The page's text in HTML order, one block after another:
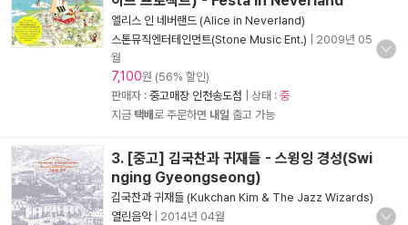
엘리스 인 네버랜드 (Alice in Neverland)
스톤뮤직엔터테인먼트(Stone Music Ent.)
2009년 05
월
7,100원 (56% 할인)
판매자 : 중고매장 인천송도점 | 상태 : 중
지금 택배로 주문하면 내일 출고 가능
3. [중고] 김국찬과 귀재들 - 스윙잉 경성(Swi
nging Gyeongseong)
김국찬과 귀재들 (Kukchan Kim & The Jazz Wizards)
열린음악| 2014년 04월